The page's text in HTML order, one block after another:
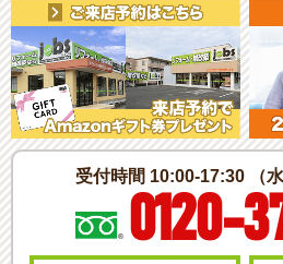
受付時間 10:00-17:30 （水
0120-